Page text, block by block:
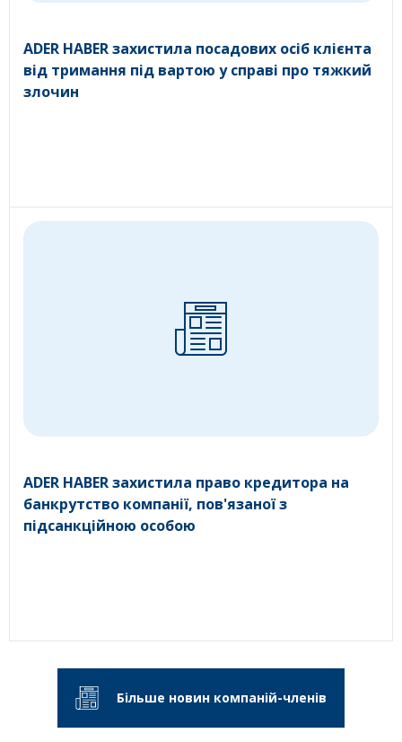
ADER HABER захистила посадових осіб клієнта
від тримання під вартою у справі про тяжкий
злочин
ADER HABER захистила право кредитора на
банкрутство компанії, пов'язаної з
підсанкційною особою
Більше новин компаній-членів